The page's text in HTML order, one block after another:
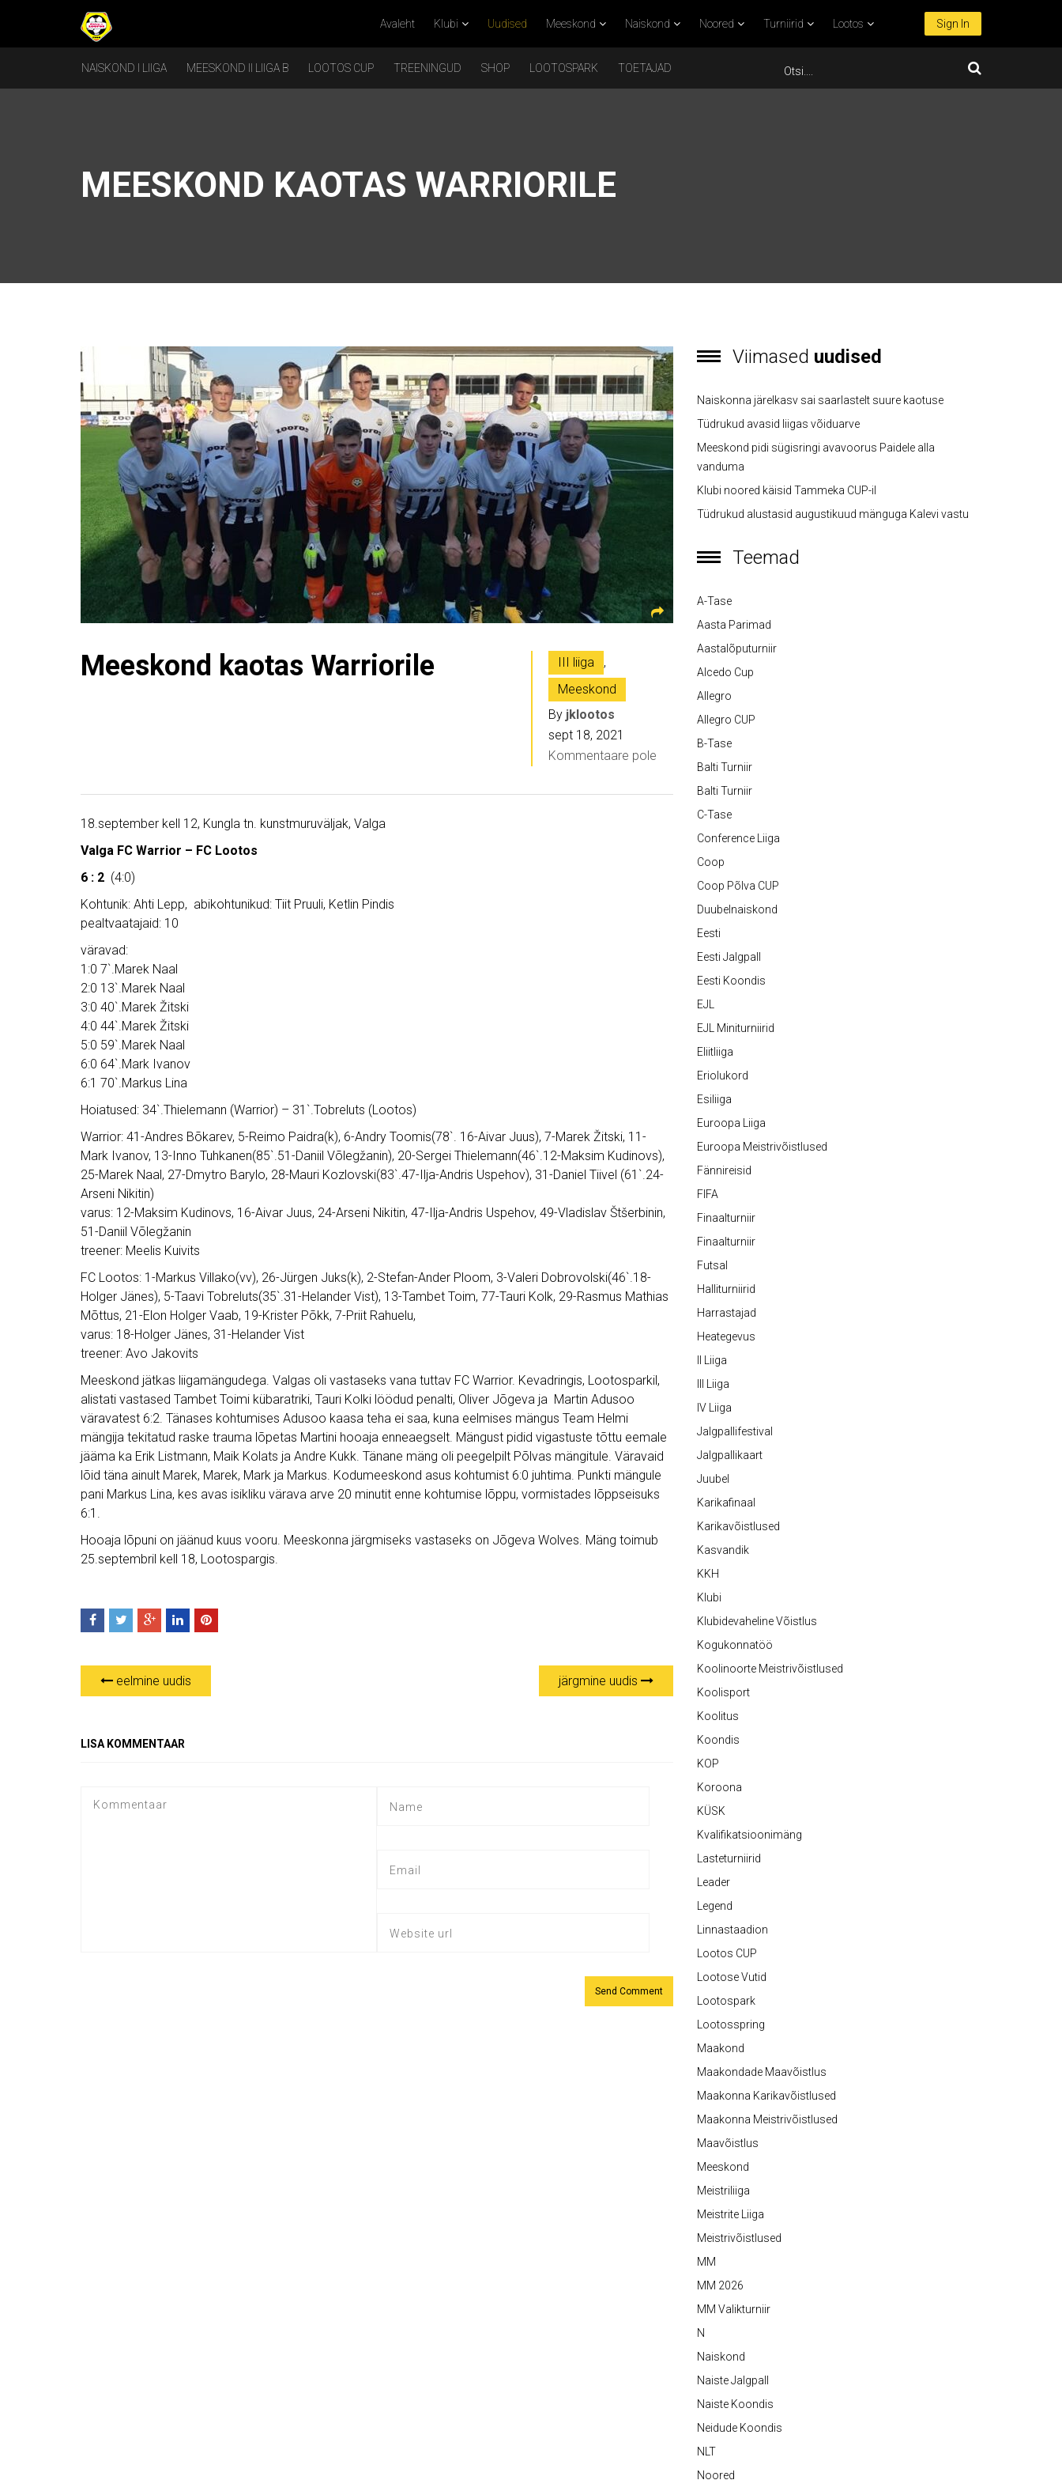
Avaleht Klubi Uudised Meeskond Naiskond Noored Turniirid Lootos Sign In
NAISKOND I LIIGA MEESKOND II LIIGA B LOOTOS CUP TREENINGUD SHOP LOOTOSPARK TOETAJAD
MEESKOND KAOTAS WARRIORILE
Meeskond kaotas Warriorile III liiga
,
Meeskond
By jklootos
sept 18, 2021
Kommentaare pole
18.september kell 12, Kungla tn. kunstmuruväljak, Valga
Valga FC Warrior – FC Lootos
6 : 2 (4:0)
Kohtunik: Ahti Lepp, abikohtunikud: Tiit Pruuli, Ketlin Pindis
pealtvaatajaid: 10
väravad:
1:0 7`.Marek Naal
2:0 13`.Marek Naal
3:0 40`.Marek Žitski
4:0 44`.Marek Žitski
5:0 59`.Marek Naal
6:0 64`.Mark Ivanov
6:1 70`.Markus Lina
Hoiatused: 34`.Thielemann (Warrior) – 31`.Tobreluts (Lootos)
Warrior: 41-Andres Bõkarev, 5-Reimo Paidra(k), 6-Andry Toomis(78`. 16-Aivar Juus), 7-Marek Žitski, 11-
Mark Ivanov, 13-Inno Tuhkanen(85`.51-Daniil Võlegžanin), 20-Sergei Thielemann(46`.12-Maksim Kudinovs),
25-Marek Naal, 27-Dmytro Barylo, 28-Mauri Kozlovski(83`.47-Ilja-Andris Uspehov), 31-Daniel Tiivel (61`.24-
Arseni Nikitin)
varus: 12-Maksim Kudinovs, 16-Aivar Juus, 24-Arseni Nikitin, 47-Ilja-Andris Uspehov, 49-Vladislav Štšerbinin,
51-Daniil Võlegžanin
treener: Meelis Kuivits
FC Lootos: 1-Markus Villako(vv), 26-Jürgen Juks(k), 2-Stefan-Ander Ploom, 3-Valeri Dobrovolski(46`.18-
Holger Jänes), 5-Taavi Tobreluts(35`.31-Helander Vist), 13-Tambet Toim, 77-Tauri Kolk, 29-Rasmus Mathias
Mõttus, 21-Elon Holger Vaab, 19-Krister Põkk, 7-Priit Rahuelu,
varus: 18-Holger Jänes, 31-Helander Vist
treener: Avo Jakovits
Meeskond jätkas liigamängudega. Valgas oli vastaseks vana tuttav FC Warrior. Kevadringis, Lootosparkil,
alistati vastased Tambet Toimi kübaratriki, Tauri Kolki löödud penalti, Oliver Jõgeva ja Martin Adusoo
väravatest 6:2. Tänases kohtumises Adusoo kaasa teha ei saa, kuna eelmises mängus Team Helmi
mängija tekitatud raske trauma lõpetas Martini hooaja enneaegselt. Mängust pidid vigastuste tõttu eemale
jääma ka Erik Listmann, Maik Kolats ja Andre Kukk. Tänane mäng oli peegelpilt Põlvas mängitule. Väravaid
lõid täna ainult Marek, Marek, Mark ja Markus. Kodumeeskond asus kohtumist 6:0 juhtima. Punkti mängule
pani Markus Lina, kes avas isikliku värava arve 20 minutit enne kohtumise lõppu, vormistades lõppseisuks
6:1.
Hooaja lõpuni on jäänud kuus vooru. Meeskonna järgmiseks vastaseks on Jõgeva Wolves. Mäng toimub
25.septembril kell 18, Lootospargis.
eelmine uudis järgmine uudis
LISA KOMMENTAAR
Viimased uudised
Naiskonna järelkasv sai saarlastelt suure kaotuse
Tüdrukud avasid liigas võiduarve
Meeskond pidi sügisringi avavoorus Paidele alla
vanduma
Klubi noored käisid Tammeka CUP-il
Tüdrukud alustasid augustikuud mänguga Kalevi vastu
Teemad
A-Tase
Aasta Parimad
Aastalõputurniir
Alcedo Cup
Allegro
Allegro CUP
B-Tase
Balti Turniir
Balti Turniir
C-Tase
Conference Liiga
Coop
Coop Põlva CUP
Duubelnaiskond
Eesti
Eesti Jalgpall
Eesti Koondis
EJL
EJL Miniturniirid
Eliitliiga
Eriolukord
Esiliiga
Euroopa Liiga
Euroopa Meistrivõistlused
Fännireisid
FIFA
Finaalturniir
Finaalturniir
Futsal
Halliturniirid
Harrastajad
Heategevus
II Liiga
III Liiga
IV Liiga
Jalgpallifestival
Jalgpallikaart
Juubel
Karikafinaal
Karikavõistlused
Kasvandik
KKH
Klubi
Klubidevaheline Võistlus
Kogukonnatöö
Koolinoorte Meistrivõistlused
Koolisport
Koolitus
Koondis
KOP
Koroona
KÜSK
Kvalifikatsioonimäng
Lasteturniirid
Leader
Legend
Linnastaadion
Lootos CUP
Lootose Vutid
Lootospark
Lootosspring
Maakond
Maakondade Maavõistlus
Maakonna Karikavõistlused
Maakonna Meistrivõistlused
Maavõistlus
Meeskond
Meistriliiga
Meistrite Liiga
Meistrivõistlused
MM
MM 2026
MM Valikturniir
N
Naiskond
Naiste Jalgpall
Naiste Koondis
Neidude Koondis
NLT
Noored